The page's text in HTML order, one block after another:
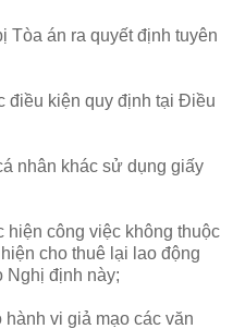
Tòa án ra quyết định tuyên
điều kiện quy định tại Điều
nhân khác sử dụng giấy
hiện công việc không thuộc
cho thuê lại lao động
Nghị định này;
vi giả mạo các văn